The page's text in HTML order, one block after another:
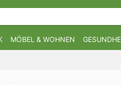
MÖBEL & WOHNEN